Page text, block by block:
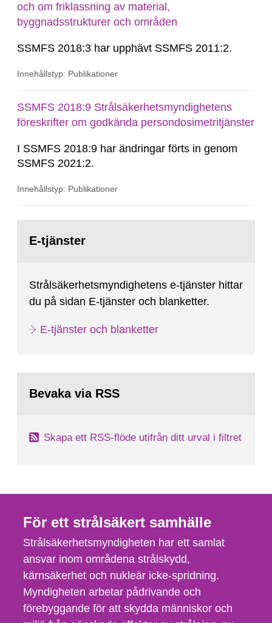
och om friklassning av material,
byggnadsstrukturer och områden
SSMFS 2018:3 har upphävt SSMFS 2011:2.
Innehållstyp: Publikationer
SSMFS 2018:9 Strålsäkerhetsmyndighetens
föreskrifter om godkända persondosimetritjänster
I SSMFS 2018:9 har ändringar förts in genom
SSMFS 2021:2.
Innehållstyp: Publikationer
sida:E-tjänster
Strålsäkerhetsmyndighetens e-tjänster hittar
du på sidan E-tjänster och blanketter.
E-tjänster och blanketter
Bevaka via RSS
Skapa ett RSS-flöde utifrån ditt urval i filtret
För ett strålsäkert samhälle
Strålsäkerhetsmyndigheten har ett samlat
ansvar inom områdena strålskydd,
kärnsäkerhet och nukleär icke-spridning.
Myndigheten arbetar pådrivande och
förebyggande för att skydda människor och